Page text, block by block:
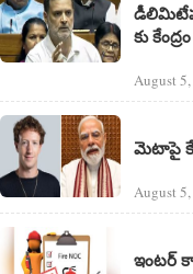
కు
August
మెటాపై
August
ఇంటర్